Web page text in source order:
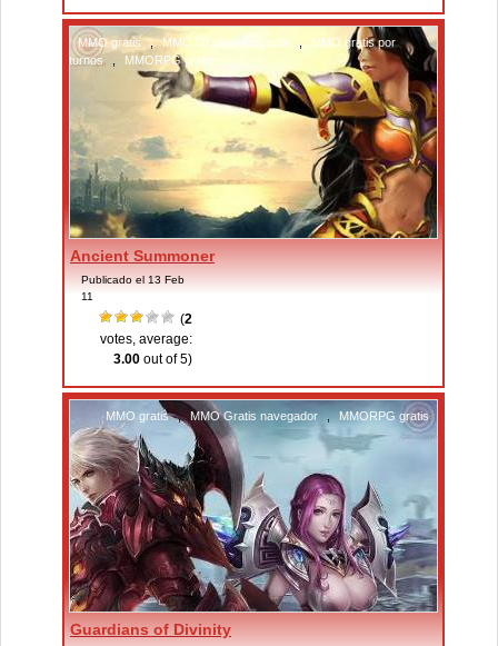
MMO gratis , MMO Gratis navegador
MMO gratis por
turnos
MMORPG gratis
Ancient Summoner
Publicado el 13 Feb
11
(2
votes, average:
3.00 out of 5)
MMO gratis , MMO Gratis navegador , MMORPG gratis
Guardians of Divinity